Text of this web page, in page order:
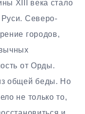
XIII века стало
Северо-
городов,
от Орды.
общей беды. Но
не только то,